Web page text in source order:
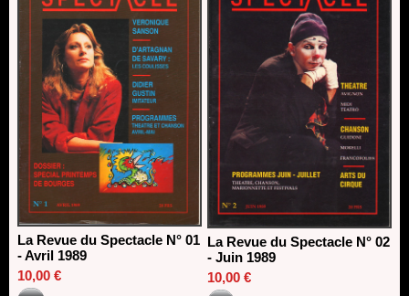
La Revue du Spectacle N° 01
- Avril 1989
10,00 €
La Revue du Spectacle N° 02
- Juin 1989
10,00 €